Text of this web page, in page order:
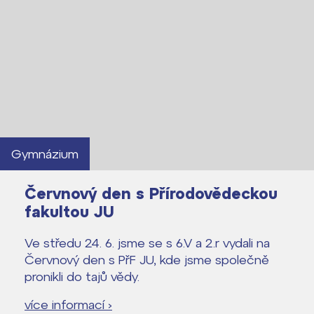
Gymnázium
Červnový den s Přírodovědeckou
fakultou JU
Ve středu 24. 6. jsme se s 6.V a 2.r vydali na
Červnový den s PřF JU, kde jsme společně
pronikli do tajů vědy.
více informací ›